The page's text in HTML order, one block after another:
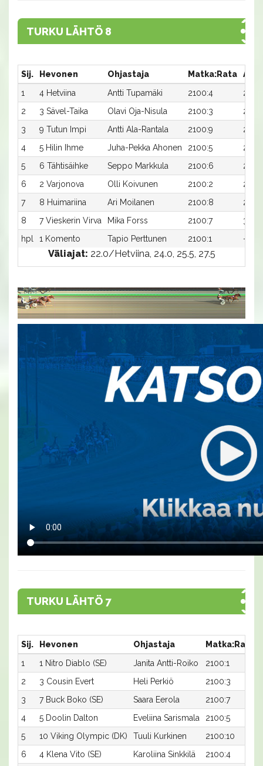
TURKU LÄHTÖ 8
Sij. Hevonen Ohjastaja Matka:Rata
Aika
1
4 Hetviina Antti Tupamäki 2100:4
25,2a
2
3 Sävel-Taika Olavi Oja-Nisula 2100:3
26,4a
3
9 Tutun Impi Antti Ala-Rantala 2100:9
26,5a
4
5 Hilin Ihme Juha-Pekka Ahonen 2100:5
5
6 Tähtisäihke Seppo Markkula 2100:6
26,9a
6
2 Varjonova Olli Koivunen 2100:2
27,0a
7
8 Huimariina Ari Moilanen 2100:8
27,5a
8
7 Vieskerin Virva Mika Forss 2100:7
hpl
1 Komento Tapio Perttunen 2100:1 -a
Väliajat: 22.0/Hetviina, 24.0, 25.5, 27.5
TURKU LÄHTÖ 7
Sij. Hevonen Ohjastaja Matka:Rata
1
1 Nitro Diablo (SE) Janita Antti-Roiko 2100:1
2
3 Cousin Evert Heli Perkiö 2100:3
3
7 Buck Boko (SE) Saara Eerola 2100:7
4
5 Doolin Dalton Eveliina Sarismala 2100:5
5
10 Viking Olympic (DK) Tuuli Kurkinen 2100:10
6
4 Klena Vito (SE) Karoliina Sinkkilä 2100:4